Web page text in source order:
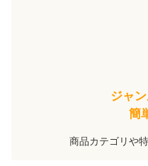
ジャ
簡
商品カテゴリや